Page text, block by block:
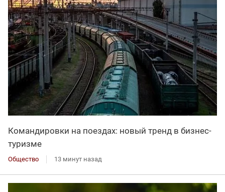
Командировки на поездах: новый тренд в бизнес-
туризме
Общество 13 минут назад